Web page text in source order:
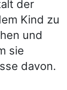
der
Kind zu
und
sie
davon.